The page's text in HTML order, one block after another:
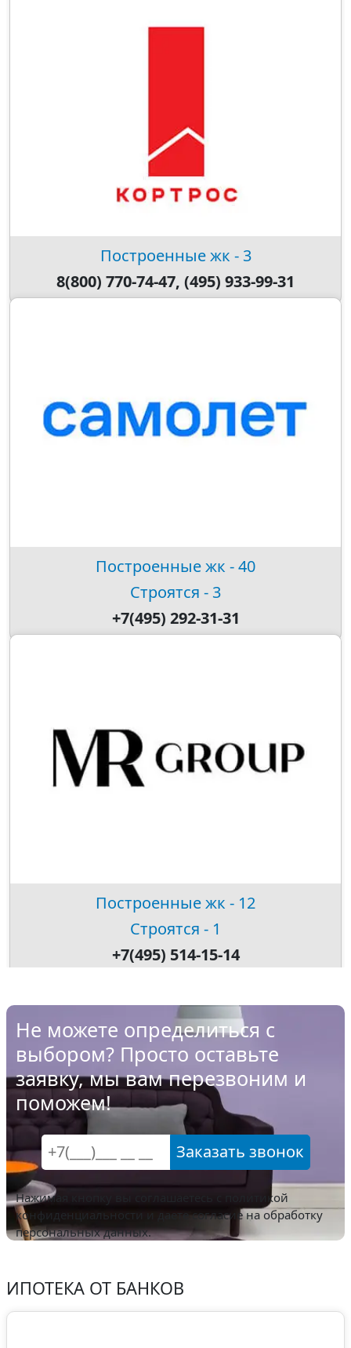
Построенные жк - 3
8(800) 770-74-47, (495) 933-99-31
Построенные жк - 40
Строятся - 3
+7(495) 292-31-31
Построенные жк - 12
Строятся - 1
+7(495) 514-15-14
Не можете определиться с
выбором? Просто оставьте
заявку, мы вам перезвоним и
поможем!
Заказать звонок
Нажимая кнопку вы соглашаетесь с
политикой
конфиденциальности и даете согласие на обработку
персональных данных.
ИПОТЕКА ОТ БАНКОВ